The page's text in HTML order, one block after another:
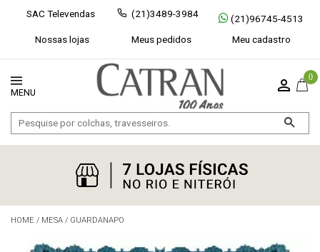
SAC Televendas (21)3489-3984
(21)96745-4513
Nossas lojas
Meus pedidos Meu cadastro
0
HOME / MESA / GUARDANAPO